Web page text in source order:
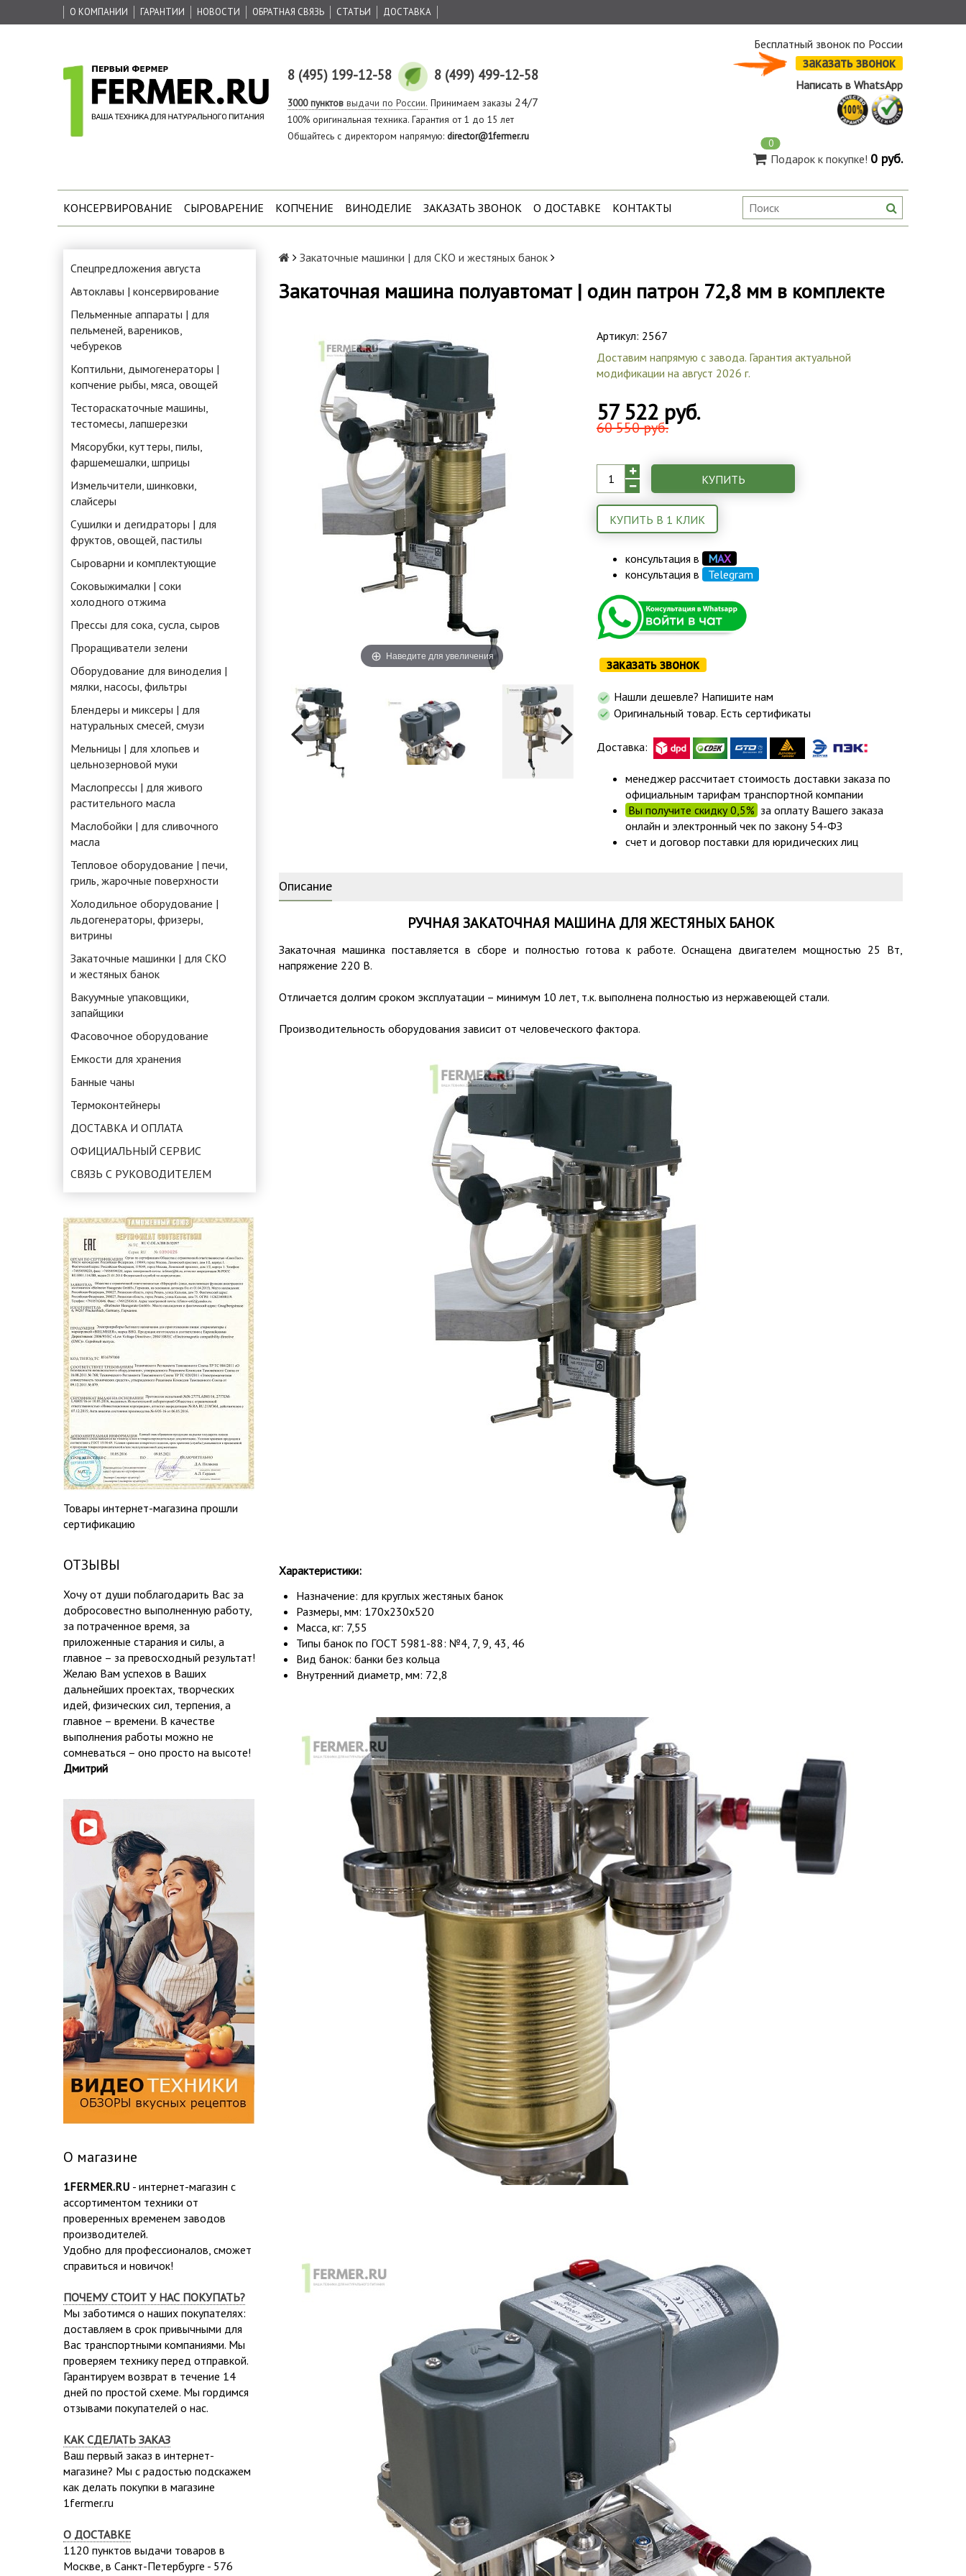
О КОМПАНИИ ГАРАНТИИ НОВОСТИ ОБРАТНАЯ СВЯЗЬ СТАТЬИ ДОСТАВКА
8 (495) 199-12-58 8 (499) 499-12-58
3000 пунктоввыдачи по России. Принимаем заказы 24/7
100% оригинальная техника. Гарантия от 1 до 15 лет
Общайтесь с директором напрямую: director@1fermer.ru
Бесплатный звонок по России
заказать звонок
Написать в WhatsApp
0
Подарок к покупке! 0 руб.
КОНСЕРВИРОВАНИЕ СЫРОВАРЕНИЕ КОПЧЕНИЕ ВИНОДЕЛИЕ ЗАКАЗАТЬ ЗВОНОК О ДОСТАВКЕ КОНТАКТЫ
Спецпредложения августа
Автоклавы | консервирование
Пельменные аппараты | для
пельменей, вареников,
чебуреков
Коптильни, дымогенераторы |
копчение рыбы, мяса, овощей
Тестораскаточные машины,
тестомесы, лапшерезки
Мясорубки, куттеры, пилы,
фаршемешалки, шприцы
Измельчители, шинковки,
слайсеры
Сушилки и дегидраторы | для
фруктов, овощей, пастилы
Сыроварни и комплектующие
Соковыжималки | соки
холодного отжима
Прессы для сока, сусла, сыров
Проращиватели зелени
Оборудование для виноделия |
мялки, насосы, фильтры
Блендеры и миксеры | для
натуральных смесей, смузи
Мельницы | для хлопьев и
цельнозерновой муки
Маслопрессы | для живого
растительного масла
Маслобойки | для сливочного
масла
Тепловое оборудование | печи,
гриль, жарочные поверхности
Холодильное оборудование |
льдогенераторы, фризеры,
витрины
Закаточные машинки | для СКО
и жестяных банок
Вакуумные упаковщики,
запайщики
Фасовочное оборудование
Емкости для хранения
Банные чаны
Термоконтейнеры
ДОСТАВКА И ОПЛАТА
ОФИЦИАЛЬНЫЙ СЕРВИС
СВЯЗЬ С РУКОВОДИТЕЛЕМ
Товары интернет-магазина прошли
сертификацию
ОТЗЫВЫ
Хочу от души поблагодарить Вас за
добросовестно выполненную работу,
за потраченное время, за
приложенные старания и силы, а
главное – за превосходный результат!
Желаю Вам успехов в Ваших
дальнейших проектах, творческих
идей, физических сил, терпения, а
главное – времени. В качестве
выполнения работы можно не
сомневаться – оно просто на высоте!
Дмитрий
О магазине
1FERMER.RU - интернет-магазин с
ассортиментом техники от
проверенных временем заводов
производителей.
Удобно для профессионалов, сможет
справиться и новичок!
ПОЧЕМУ СТОИТ У НАС ПОКУПАТЬ?
Мы заботимся о наших покупателях:
доставляем в срок привычными для
Вас транспортными компаниями. Мы
проверяем технику перед отправкой.
Гарантируем возврат в течение 14
дней по простой схеме. Мы гордимся
отзывами покупателей о нас.
КАК СДЕЛАТЬ ЗАКАЗ
Ваш первый заказ в интернет-
магазине? Мы с радостью подскажем
как делать покупки в магазине
1fermer.ru
О ДОСТАВКЕ
1120 пунктов выдачи товаров в
Москве, в Санкт-Петербурге - 576
Закаточные машинки | для СКО и жестяных банок
Закаточная машина полуавтомат | один патрон 72,8 мм в комплекте
Наведите для увеличения
Артикул: 2567
Доставим напрямую с завода. Гарантия актуальной
модификации на август 2026 г.
57 522 руб.
60 550 руб.
КУПИТЬ
КУПИТЬ В 1 КЛИК
консультация в МАХ
консультация в
Telegram
заказать звонок
Нашли дешевле? Напишите нам
Оригинальный товар. Есть сертификаты
Доставка:
менеджер рассчитает стоимость доставки заказа по
официальным тарифам транспортной компании
Вы получите скидку 0,5% за оплату Вашего заказа
онлайн и электронный чек по закону 54-ФЗ
счет и договор поставки для юридических лиц
Описание
РУЧНАЯ ЗАКАТОЧНАЯ МАШИНА ДЛЯ ЖЕСТЯНЫХ БАНОК
Закаточная машинка поставляется в сборе и полностью готова к работе. Оснащена двигателем мощностью 25 Вт,
напряжение 220 В.
Отличается долгим сроком эксплуатации – минимум 10 лет, т.к. выполнена полностью из нержавеющей стали.
Производительность оборудования зависит от человеческого фактора.
Характеристики:
Назначение: для круглых жестяных банок
Размеры, мм: 170х230х520
Масса, кг: 7,55
Типы банок по ГОСТ 5981-88: №4, 7, 9, 43, 46
Вид банок: банки без кольца
Внутренний диаметр, мм: 72,8